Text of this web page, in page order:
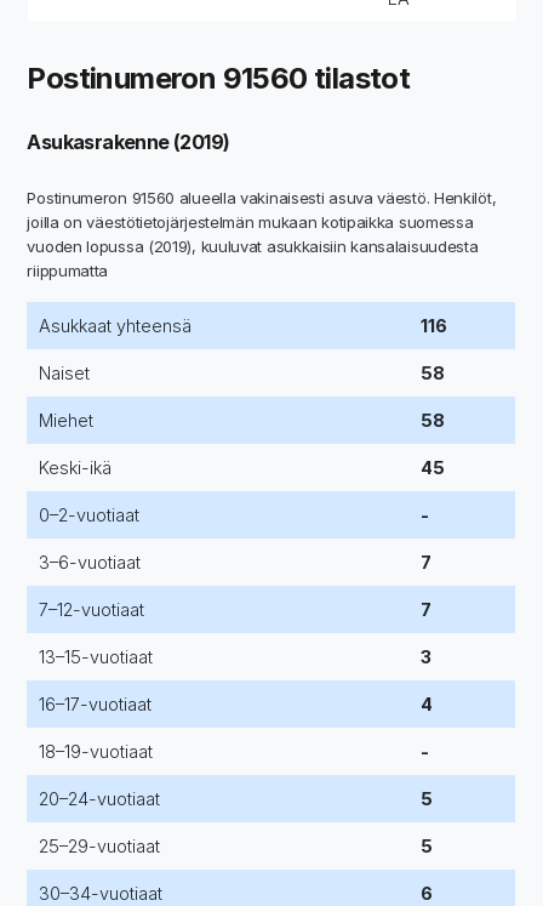
Postinumeron 91560 tilastot
Asukasrakenne (2019)
Postinumeron 91560 alueella vakinaisesti asuva väestö. Henkilöt,
joilla on väestötietojärjestelmän mukaan kotipaikka suomessa
vuoden lopussa (2019), kuuluvat asukkaisiin kansalaisuudesta
riippumatta
Asukkaat yhteensä 116
Naiset 58
Miehet 58
Keski-ikä 45
0–2-vuotiaat -
3–6-vuotiaat 7
7–12-vuotiaat 7
13–15-vuotiaat 3
16–17-vuotiaat 4
18–19-vuotiaat -
20–24-vuotiaat 5
25–29-vuotiaat 5
30–34-vuotiaat 6